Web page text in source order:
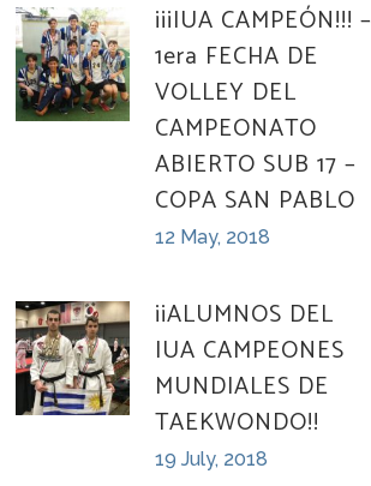
¡¡¡IUA CAMPEÓN!!! –
1era FECHA DE
VOLLEY DEL
CAMPEONATO
ABIERTO SUB 17 –
COPA SAN PABLO
12 May, 2018
¡¡ALUMNOS DEL
IUA CAMPEONES
MUNDIALES DE
TAEKWONDO!!
19 July, 2018